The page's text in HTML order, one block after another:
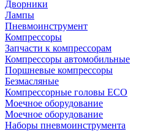
Дворники
Лампы
Пневмоинструмент
Компрессоры
Запчасти к компрессорам
Компрессоры автомобильные
Поршневые компрессоры
Безмасляные
Компрессорные головы ECO
Моечное оборудование
Моечное оборудование
Наборы пневмоинструмента